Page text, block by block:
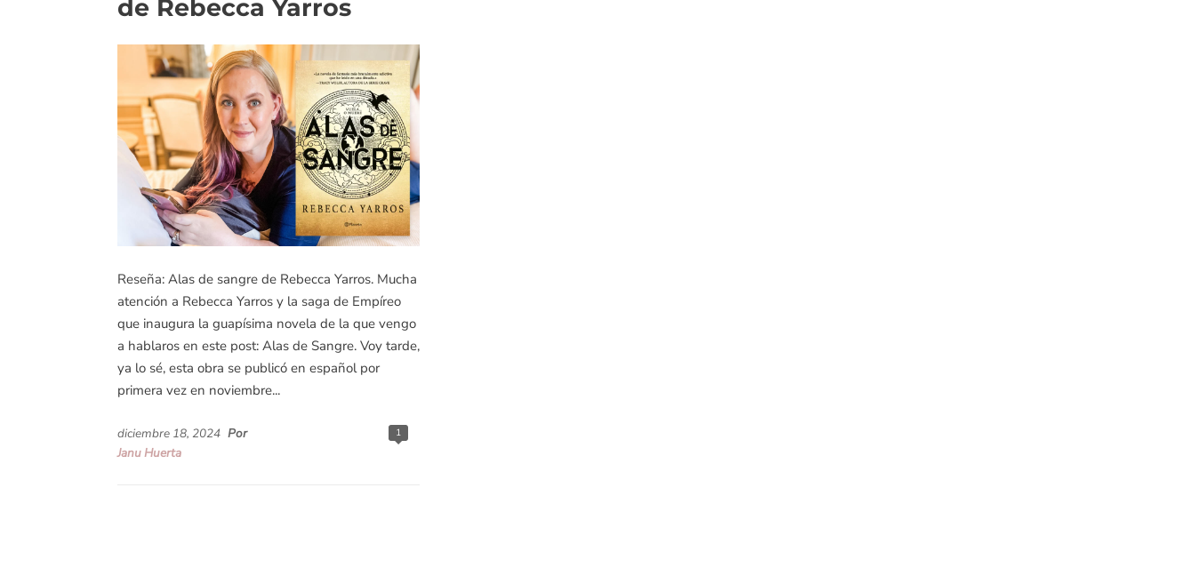
de Rebecca Yarros
Reseña: Alas de sangre de Rebecca Yarros. Mucha
atención a Rebecca Yarros y la saga de Empíreo
que inaugura la guapísima novela de la que vengo
a hablaros en este post: Alas de Sangre. Voy tarde,
ya lo sé, esta obra se publicó en español por
primera vez en noviembre...
1
diciembre 18, 2024 Por
Janu Huerta